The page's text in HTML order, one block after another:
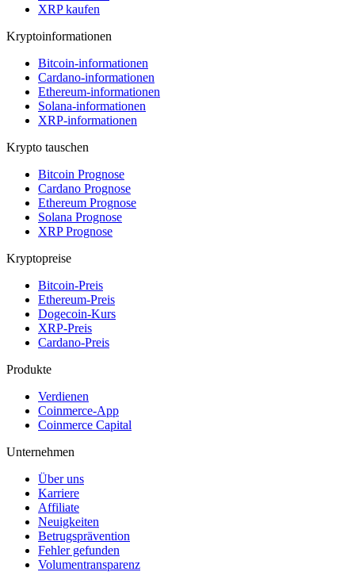
XRP kaufen
Kryptoinformationen
Bitcoin-informationen
Cardano-informationen
Ethereum-informationen
Solana-informationen
XRP-informationen
Krypto tauschen
Bitcoin Prognose
Cardano Prognose
Ethereum Prognose
Solana Prognose
XRP Prognose
Kryptopreise
Bitcoin-Preis
Ethereum-Preis
Dogecoin-Kurs
XRP-Preis
Cardano-Preis
Produkte
Verdienen
Coinmerce-App
Coinmerce Capital
Unternehmen
Über uns
Karriere
Affiliate
Neuigkeiten
Betrugsprävention
Fehler gefunden
Volumentransparenz